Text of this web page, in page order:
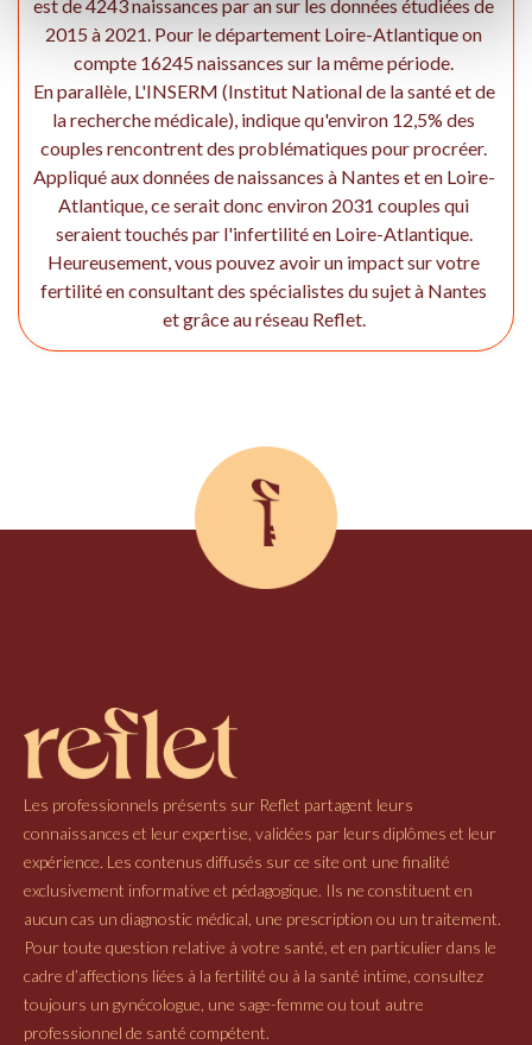
est de 4243 naissances par an sur les données étudiées de
2015 à 2021. Pour le département Loire-Atlantique on
compte 16245 naissances sur la même période.
En parallèle, L'INSERM (Institut National de la santé et de
la recherche médicale), indique qu'environ 12,5% des
couples rencontrent des problématiques pour procréer.
Appliqué aux données de naissances à Nantes et en Loire-
Atlantique, ce serait donc environ 2031 couples qui
seraient touchés par l'infertilité en Loire-Atlantique.
Heureusement, vous pouvez avoir un impact sur votre
fertilité en consultant des spécialistes du sujet à Nantes
et grâce au réseau Reflet.
Les professionnels présents sur Reflet partagent leurs
connaissances et leur expertise, validées par leurs diplômes et leur
expérience. Les contenus diffusés sur ce site ont une finalité
exclusivement informative et pédagogique. Ils ne constituent en
aucun cas un diagnostic médical, une prescription ou un traitement.
Pour toute question relative à votre santé, et en particulier dans le
cadre d’affections liées à la fertilité ou à la santé intime, consultez
toujours un gynécologue, une sage-femme ou tout autre
professionnel de santé compétent.